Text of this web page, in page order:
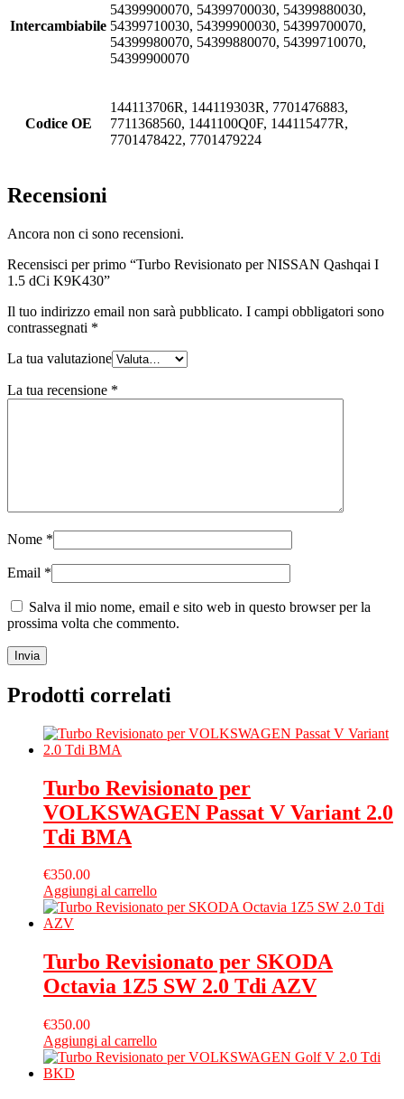
Intercambiabile
54399900070, 54399700030, 54399880030,
54399710030, 54399900030, 54399700070,
54399980070, 54399880070, 54399710070,
54399900070
Codice OE
144113706R, 144119303R, 7701476883,
7711368560, 1441100Q0F, 144115477R,
7701478422, 7701479224
Recensioni
Ancora non ci sono recensioni.
Recensisci per primo “Turbo Revisionato per NISSAN Qashqai I
1.5 dCi K9K430”
Il tuo indirizzo email non sarà pubblicato. I campi obbligatori sono
contrassegnati *
La tua valutazione
La tua recensione *
Nome *
Email *
Salva il mio nome, email e sito web in questo browser per la
prossima volta che commento.
Prodotti correlati
Turbo Revisionato per
VOLKSWAGEN Passat V Variant 2.0
Tdi BMA
€350.00
Aggiungi al carrello
Turbo Revisionato per SKODA
Octavia 1Z5 SW 2.0 Tdi AZV
€350.00
Aggiungi al carrello